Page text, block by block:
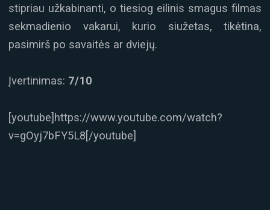
stipriau užkabinanti, o tiesiog eilinis smagus filmas
sekmadienio vakarui, kurio siužetas, tikėtina,
pasimirš po savaitės ar dviejų.
Įvertinimas: 7/10
[youtube]https://www.youtube.com/watch?
v=gOyj7bFY5L8[/youtube]